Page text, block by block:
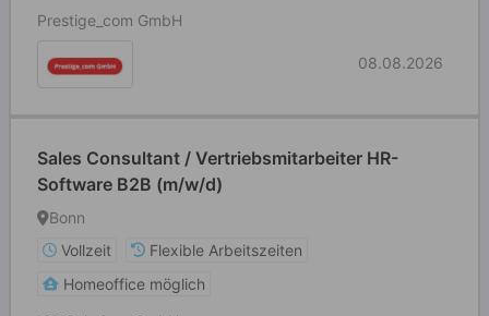
Prestige_com GmbH
08.08.2026
Sales Consultant / Vertriebsmitarbeiter HR-
Software B2B (m/w/d)
Bonn
Vollzeit
Flexible Arbeitszeiten
Homeoffice möglich